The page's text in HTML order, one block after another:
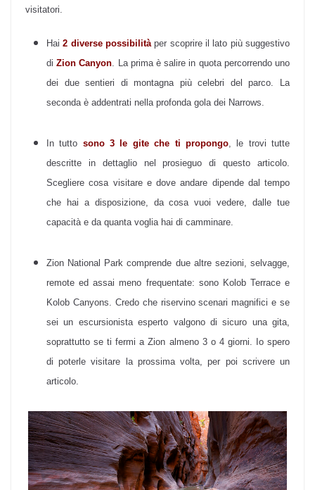
visitatori.
Hai2 diverse possibilità per scoprire il lato più suggestivo
diZion Canyon . La prima è salire in quota percorrendo uno
dei due sentieri di montagna più celebri del parco. La
seconda è addentrati nella profonda gola dei Narrows.
In tutto sono 3 le gite che ti propongo, le trovi tutte
descritte in dettaglio nel prosieguo di questo articolo.
Scegliere cosa visitare e dove andare dipende dal tempo
che hai a disposizione, da cosa vuoi vedere, dalle tue
capacità e da quanta voglia hai di camminare.
Zion National Park comprende due altre sezioni, selvagge,
remote ed assai meno frequentate: sono Kolob Terrace e
Kolob Canyons. Credo che riservino scenari magnifici e se
sei un escursionista esperto valgono di sicuro una gita,
soprattutto se ti fermi a Zion almeno 3 o 4 giorni. Io spero
di poterle visitare la prossima volta, per poi scrivere un
articolo.